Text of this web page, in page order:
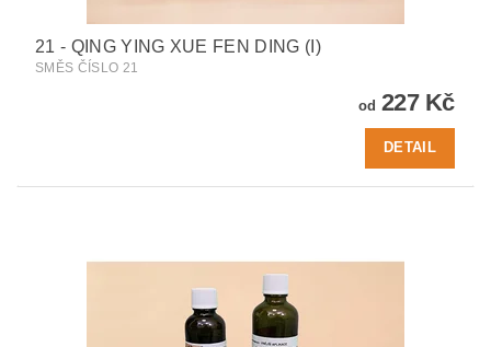
21 - QING YING XUE FEN DING (I)
SMĚS ČÍSLO 21
od 227 Kč
DETAIL